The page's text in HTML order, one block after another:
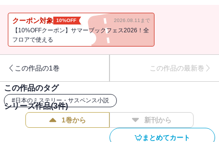
版を底本としています。
クーポン対象 10%OFF 2026.08.11まで
【10%OFFクーポン】サマーブックフェス2026！全
フロアで使える
この作品の1巻 この作品の最新巻
この作品のタグ
#日本のミステリー・サスペンス小説
シリーズ作品(3件)
1巻から 新刊から
まとめてカート